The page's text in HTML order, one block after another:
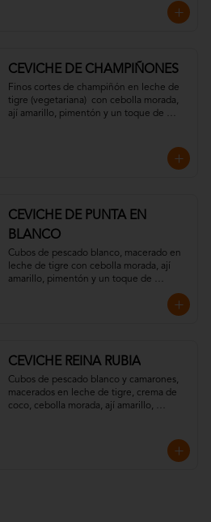
CEVICHE DE CHAMPIÑONES
Finos cortes de champiñón en leche de
tigre (vegetariana)  con cebolla morada,
ají amarillo, pimentón y un toque de
CEVICHE DE PUNTA EN
BLANCO
Cubos de pescado blanco, macerado en
leche de tigre con cebolla morada, ají
amarillo, pimentón y un toque de
CEVICHE REINA RUBIA
Cubos de pescado blanco y camarones,
macerados en leche de tigre, crema de
coco, cebolla morada, ají amarillo,